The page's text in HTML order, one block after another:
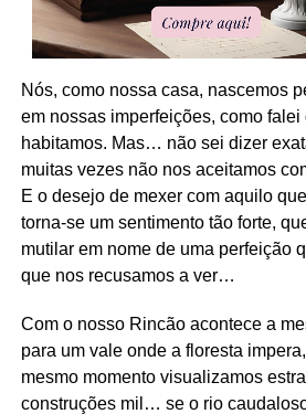
Nós, como nossa casa, nascemos
em nossas imperfeições, como
habitamos. Mas… não sei dizer
muitas vezes não nos aceitamos
E o desejo de mexer com aquilo
torna-se um sentimento tão forte,
mutilar em nome de uma perfeição
que nos recusamos a ver…
Com o nosso Rincão acontece a
para um vale onde a floresta
mesmo momento visualizamos
construções mil… se o rio